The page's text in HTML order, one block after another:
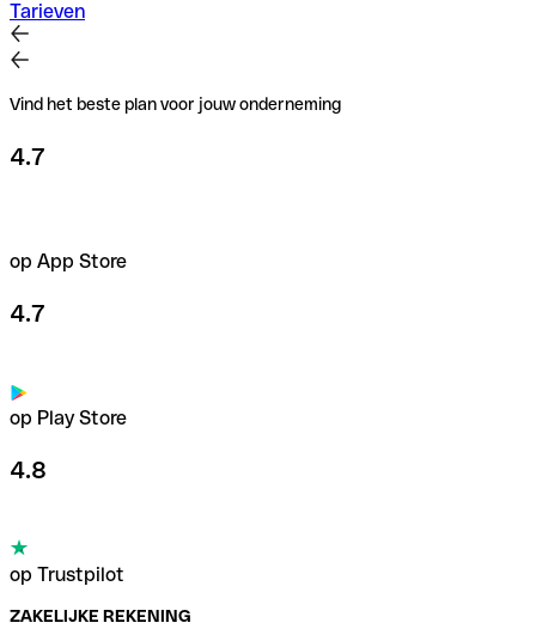
Tarieven
Vind het beste plan voor jouw onderneming
4.7
op App Store
4.7
op Play Store
4.8
op Trustpilot
ZAKELIJKE REKENING